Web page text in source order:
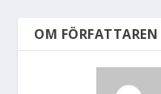
OM FÖRFATTAREN